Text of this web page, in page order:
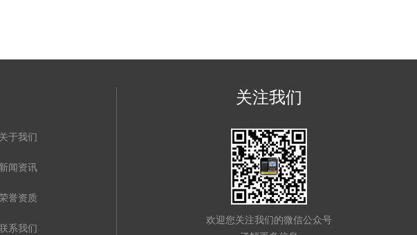
关于我们
新闻资讯
誉资质
系我们
关注我们
欢迎您关注我们的微信公众号